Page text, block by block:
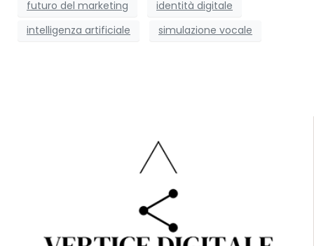
futuro del marketing
identità digitale
intelligenza artificiale
simulazione vocale